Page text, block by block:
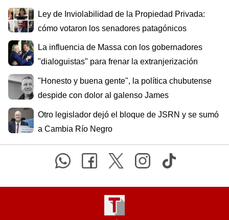
Ley de Inviolabilidad de la Propiedad Privada:
cómo votaron los senadores patagónicos
La influencia de Massa con los gobernadores
"dialoguistas" para frenar la extranjerización
"Honesto y buena gente", la política chubutense
despide con dolor al galenso James
Otro legislador dejó el bloque de JSRN y se sumó
a Cambia Río Negro